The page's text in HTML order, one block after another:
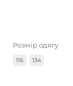
Розмір одягу
116 134